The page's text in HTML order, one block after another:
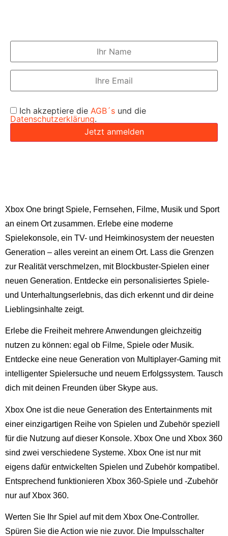
Ich akzeptiere die AGB´s und die
Datenschutzerklärung.
Jetzt anmelden
Xbox One bringt Spiele, Fernsehen, Filme, Musik und Sport
an einem Ort zusammen. Erlebe eine moderne
Spielekonsole, ein TV- und Heimkinosystem der neuesten
Generation – alles vereint an einem Ort. Lass die Grenzen
zur Realität verschmelzen, mit Blockbuster-Spielen einer
neuen Generation. Entdecke ein personalisiertes Spiele-
und Unterhaltungserlebnis, das dich erkennt und dir deine
Lieblingsinhalte zeigt.
Erlebe die Freiheit mehrere Anwendungen gleichzeitig
nutzen zu können: egal ob Filme, Spiele oder Musik.
Entdecke eine neue Generation von Multiplayer-Gaming mit
intelligenter Spielersuche und neuem Erfolgssystem. Tausch
dich mit deinen Freunden über Skype aus.
Xbox One ist die neue Generation des Entertainments mit
einer einzigartigen Reihe von Spielen und Zubehör speziell
für die Nutzung auf dieser Konsole. Xbox One und Xbox 360
sind zwei verschiedene Systeme. Xbox One ist nur mit
eigens dafür entwickelten Spielen und Zubehör kompatibel.
Entsprechend funktionieren Xbox 360-Spiele und -Zubehör
nur auf Xbox 360.
Werten Sie Ihr Spiel auf mit dem Xbox One-Controller.
Spüren Sie die Action wie nie zuvor. Die Impulsschalter